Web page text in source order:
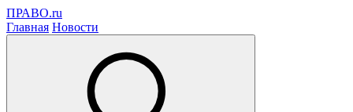
ПРАВО.ru
Главная Новости